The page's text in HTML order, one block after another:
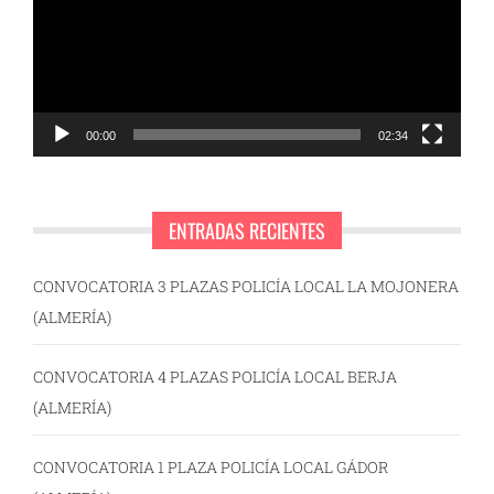
00:00 02:34
ENTRADAS RECIENTES
CONVOCATORIA 3 PLAZAS POLICÍA LOCAL LA MOJONERA
(ALMERÍA)
CONVOCATORIA 4 PLAZAS POLICÍA LOCAL BERJA
(ALMERÍA)
CONVOCATORIA 1 PLAZA POLICÍA LOCAL GÁDOR